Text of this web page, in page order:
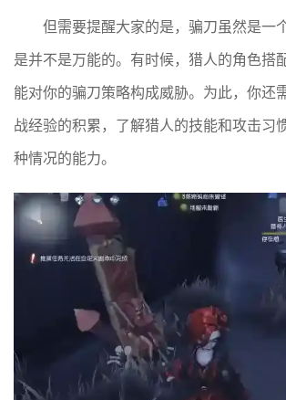
但需要提醒大家的是，骗刀虽然是一
是并不是万能的。有时候，猎人的角色搭
能对你的骗刀策略构成威胁。为此，你还
战经验的积累，了解猎人的技能和攻击习
种情况的能力。